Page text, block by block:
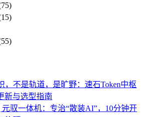
，不是轨道，是旷野：速石Token中枢
新与选型指南
元驭一体机：专治“散装AI”，10分钟开